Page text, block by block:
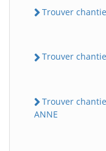
Trouver
Trouver
Trouver
ANNE